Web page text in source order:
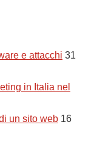
e attacchi 31
in Italia nel
un sito web 16